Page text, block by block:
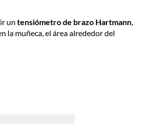
un tensiómetro de brazo Hartmann
la muñeca, el área alrededor del